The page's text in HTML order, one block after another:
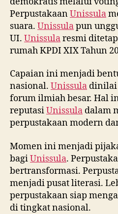
PerpustakaanUnissula
suara. Unissulapun
UI. Unissularesmi
rumah KPDI XIX Tahun
Capaian ini menjadi
nasional. Unissula dinilai
forum ilmiah besar. Hal
reputasiUnissula dalam
perpustakaan modern
Momen ini menjadi
bagiUnissula.
bertransformasi.
menjadi pusat literasi.
perpustakaan siap
di tingkat nasional.